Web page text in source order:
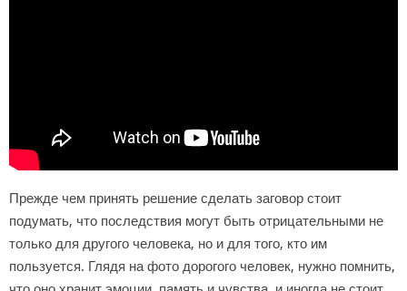
Прежде чем принять решение сделать заговор стоит
подумать, что последствия могут быть отрицательными не
только для другого человека, но и для того, кто им
пользуется. Глядя на фото дорогого человек, нужно помнить,